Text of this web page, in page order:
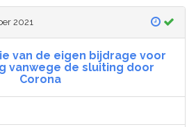
2021
van de eigen bijdrage voor
vanwege de sluiting door
Corona